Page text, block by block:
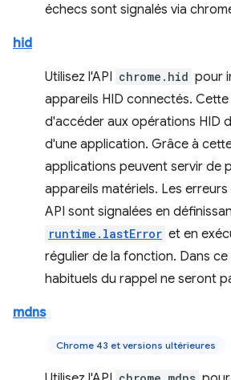
échecs sont signalés via
hid
Utilisez l'API chrome.hid pour
appareils HID connectés.
d'accéder aux opérations HID
d'une application. Grâce à
applications peuvent servir de
appareils matériels. Les
API sont signalées en
runtime.lastError et en
régulier de la fonction. Dans
habituels du rappel ne seront
mdns
Chrome 43 et versions ultérieures